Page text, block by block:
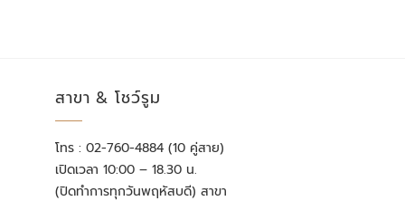
สาขา & โชว์รูม
โทร : 02-760-4884 (10 คู่สาย)
เปิดเวลา 10:00 – 18.30 น.
(ปิดทำการทุกวันพฤหัสบดี) สาขา